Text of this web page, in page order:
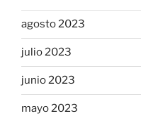
agosto 2023
julio 2023
junio 2023
mayo 2023